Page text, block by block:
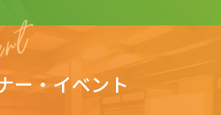
ー・イベント